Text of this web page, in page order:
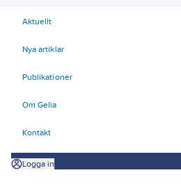
Aktuellt
Nya artiklar
Publikationer
Om Gelia
Kontakt
Logga in